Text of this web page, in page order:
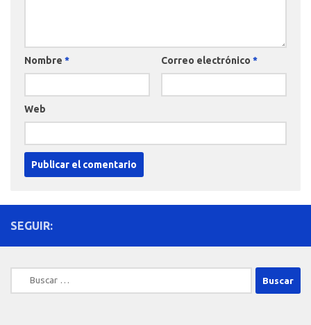
Nombre * Correo electrónico *
Web
SEGUIR:
Buscar: